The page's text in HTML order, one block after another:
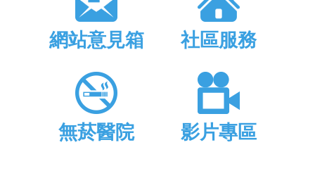
網站意見箱 社區服務
無菸醫院 影片專區